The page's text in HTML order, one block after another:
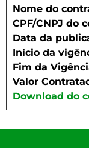
Nome do
CPF/CNPJ do
Data da
Início da
Fim da
Valor
Download do